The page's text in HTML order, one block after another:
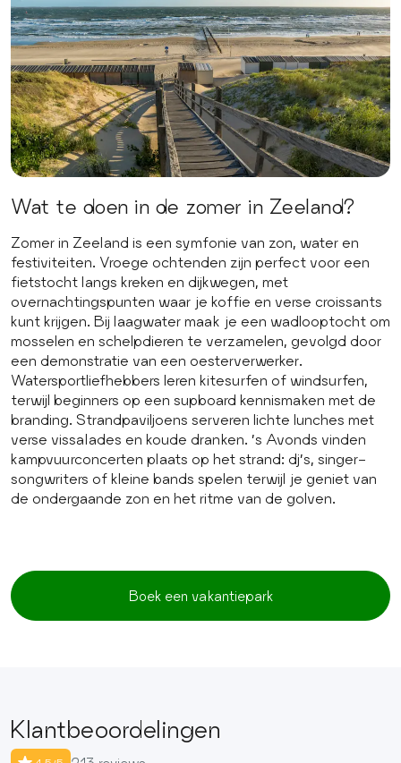
Wat te doen in de zomer in Zeeland?
Zomer in Zeeland is een symfonie van zon, water en
festiviteiten. Vroege ochtenden zijn perfect voor een
fietstocht langs kreken en dijkwegen, met
overnachtingspunten waar je koffie en verse croissants
kunt krijgen. Bij laagwater maak je een wadlooptocht om
mosselen en schelpdieren te verzamelen, gevolgd door
een demonstratie van een oesterverwerker.
Watersportliefhebbers leren kitesurfen of windsurfen,
terwijl beginners op een supboard kennismaken met de
branding. Strandpaviljoens serveren lichte lunches met
verse vissalades en koude dranken. ’s Avonds vinden
kampvuurconcerten plaats op het strand: dj’s, singer-
songwriters of kleine bands spelen terwijl je geniet van
de ondergaande zon en het ritme van de golven.
Boek een vakantiepark
Klantbeoordelingen